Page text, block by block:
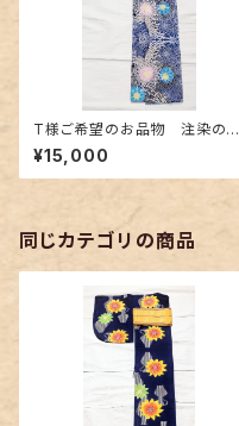
T様ご希望のお品物 注染の浴
衣 乱菊柄
¥15,000
同じカテゴリの商品